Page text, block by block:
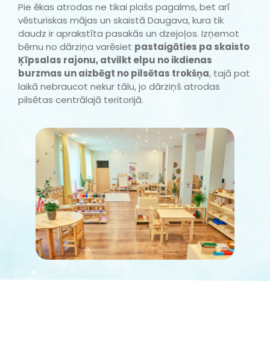
Pie ēkas atrodas ne tikai plašs pagalms, bet arī
vēsturiskas mājas un skaistā Daugava, kura tik
daudz ir aprakstīta pasakās un dzejoļos. Izņemot
bērnu no dārziņa varēsiet pastaigāties pa skaisto
Ķīpsalas rajonu, atvilkt elpu no ikdienas
burzmas un aizbēgt no pilsētas trokšņa, tajā pat
laikā nebraucot nekur tālu, jo dārziņš atrodas
pilsētas centrālajā teritorijā.